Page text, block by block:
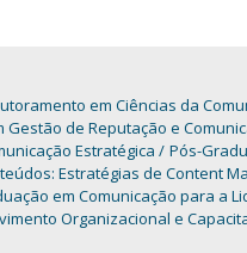
em Ciências da
Gestão de Reputação e
Estratégica Pós-
Estratégias de Content
em Comunicação para a
Organizacional e